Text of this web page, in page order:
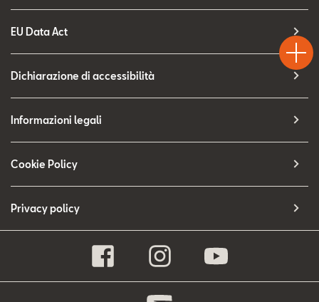
EU Data Act
Dichiarazione di accessibilità
Informazioni legali
Cookie Policy
Privacy policy
Drive
Chiama